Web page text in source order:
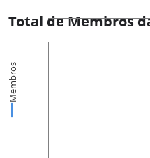
Total de Membros
Membros